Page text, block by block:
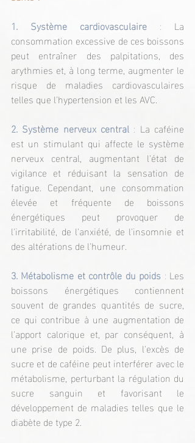
1. Système cardiovasculaire : La
consommation excessive de ces boissons
peut entraîner des palpitations, des
arythmies et, à long terme, augmenter le
risque de maladies cardiovasculaires
telles que l'hypertension et les AVC.
2. Système nerveux central : La caféine
est un stimulant qui affecte le système
nerveux central, augmentant l'état de
vigilance et réduisant la sensation de
fatigue. Cependant, une consommation
élevée et fréquente de boissons
énergétiques peut provoquer de
l'irritabilité, de l'anxiété, de l'insomnie et
des altérations de l'humeur.
3. Métabolisme et contrôle du poids : Les
boissons énergétiques contiennent
souvent de grandes quantités de sucre,
ce qui contribue à une augmentation de
l'apport calorique et, par conséquent, à
une prise de poids. De plus, l'excès de
sucre et de caféine peut interférer avec le
métabolisme, perturbant la régulation du
sucre sanguin et favorisant le
développement de maladies telles que le
diabète de type 2.